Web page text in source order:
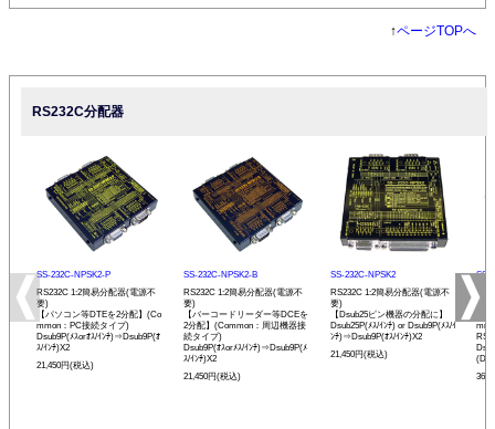
↑ページTOPへ
RS232C分配器
SS-232C-NPSK2-P
RS232C 1:2簡易分配器(電源不
要)
【パソコン等DTEを2分配】(Co
mmon：PC接続タイプ)
Dsub9P(ﾒｽorｵｽ/ｲﾝﾁ)⇒Dsub9P(ｵ
ｽ/ｲﾝﾁ)X2
21,450円(税込)
SS-232C-NPSK2-B
RS232C 1:2簡易分配器(電源不
要)
【バーコードリーダー等DCEを
2分配】(Common：周辺機器接
続タイプ)
Dsub9P(ｵｽorﾒｽ/ｲﾝﾁ)⇒Dsub9P(ﾒ
ｽ/ｲﾝﾁ)X2
21,450円(税込)
SS-232C-NPSK2
RS232C 1:2簡易分配器(電源不
要)
【Dsub25ピン機器の分配に】
Dsub25P(ﾒｽ/ｲﾝﾁ) or Dsub9P(ﾒｽ/ｲ
ﾝﾁ)⇒Dsub9P(ｵｽ/ｲﾝﾁ)X2
21,450円(税込)
SS-
ア